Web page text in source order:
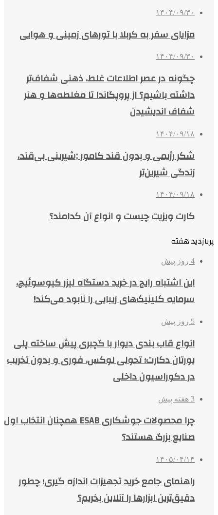
۱۴۰۴/۰۹/۳۰
مزایای سفر به کربلا با تورهای زمینی و هوایی
۱۴۰۴/۰۹/۳۰
چگونه در عصر اطلاعات غلط، ذهنی شفاف‌تر
داشته باشیم؟ از پروپگاندا تا مغلطه‌ها و هنر
شفاف اندیشیدن
۱۴۰۴/۰۹/۱۸
شکر رژیمی و بدون قند کامور ;شیرینی بی‌قند،
زندگی شیرین‌تر
۱۴۰۴/۰۹/۱۸
کارت ویزیت چیست و انواع آن کدامند؟
پربازدید هفته
4 روز پیش
این اشتباه رایج در خرید دستگاه لیزر کیوسوئیچ،
سرمایه کلینیک‌های زیبایی را نابود می‌کند!
5 روز پیش
انواع قاب بندی دیوار با گچبری پیش ساخته پلی
یورتان دکارت؛ تحولی لوکس، فوری و بدون تخریب
در دکوراسیون داخلی
3 هفته پیش
چرا محصولات جوشکاری ESAB همچنان انتخاب اول
صنایع بزرگ هستند؟
۱۴۰۵/۰۴/۱۴
راهنمای جامع خرید تجهیزات اندازه گیری؛ چطور
دقیق‌ترین ابزارها را آنلاین بخریم؟